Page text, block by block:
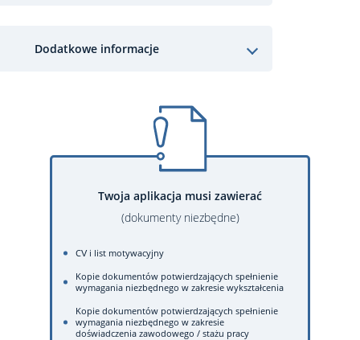
Dodatkowe informacje
Twoja aplikacja musi zawierać
(dokumenty niezbędne)
CV i list motywacyjny
Kopie dokumentów potwierdzających spełnienie
wymagania niezbędnego w zakresie wykształcenia
Kopie dokumentów potwierdzających spełnienie
wymagania niezbędnego w zakresie
doświadczenia zawodowego / stażu pracy